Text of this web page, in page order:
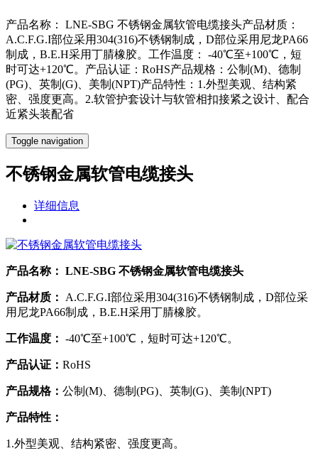
产品名称： LNE-SBG 不锈钢金属软管电缆接头产品材质：
A.C.F.G.I部位采用304(316)不锈钢制成，D部位采用尼龙PA66
制成，B.E.H采用丁腈橡胶。工作温度： -40℃至+100℃，短
时可达+120℃。产品认证：RoHS产品规格：公制(M)、德制
(PG)、英制(G)、美制(NPT)产品特性：1.外型美观、结构紧
密、强度更高。2.软管护套设计与软管相扣接紧之设计、配合
近紧头装配省
Toggle navigation
不锈钢金属软管电缆接头
详细信息
产品名称： LNE-SBG 不锈钢金属软管电缆接头
产品材质： A.C.F.G.I部位采用304(316)不锈钢制成，D部位采
用尼龙PA66制成，B.E.H采用丁腈橡胶。
工作温度： -40℃至+100℃，短时可达+120℃。
产品认证： RoHS
产品规格： 公制(M)、德制(PG)、英制(G)、美制(NPT)
产品特性：
1.外型美观、结构紧密、强度更高。